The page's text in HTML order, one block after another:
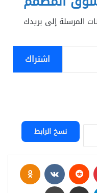
المرسلة إلى بريدك
اشتراك
نسخ الرابط
بينتيريست
تيلقرام مشاركة عبر البريد طباعة